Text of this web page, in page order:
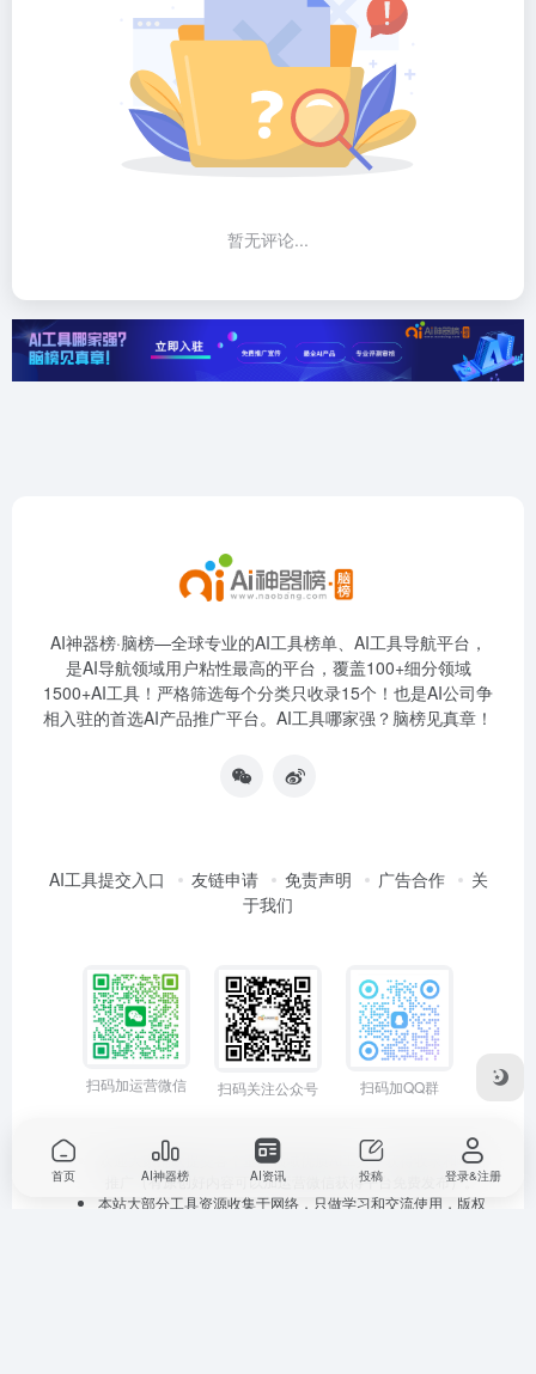
暂无评论...
AI神器榜·脑榜—全球专业的AI工具榜单、AI工具导航平台，
是AI导航领域用户粘性最高的平台，覆盖100+细分领域
1500+AI工具！严格筛选每个分类只收录15个！也是AI公司争
相入驻的首选AI产品推广平台。AI工具哪家强？脑榜见真章！
AI工具提交入口 友链申请 免责声明 广告合作
关
于我们
扫码加运营微信 扫码关注公众号 扫码加QQ群
欢迎大家踊跃提交各个垂直领域优质AI工具，获得收录和曝光
推广（有原创好内容可以加运营微信获得平台免费发布）。
本站大部分工具资源收集于网络，只做学习和交流使用，版权
首页 AI神器榜 AI资讯 投稿 登录&注册